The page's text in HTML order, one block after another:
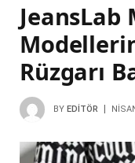
JeansLab
Rüzgarı
BY EDITÖR